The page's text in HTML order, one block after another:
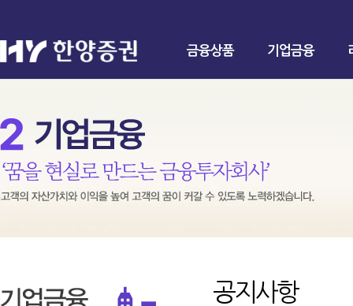
금융상품 기업금융
공지사항